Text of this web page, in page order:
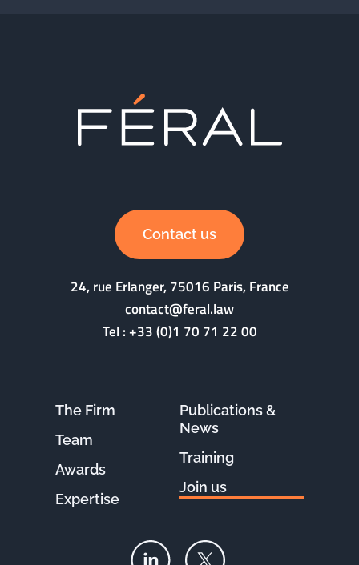
Contact us
24, rue Erlanger, 75016 Paris, France
contact@feral.law
Tel :+33 (0)1 70 71 22 00
The Firm
Team
Awards
Expertise
Publications &
News
Training
Join us